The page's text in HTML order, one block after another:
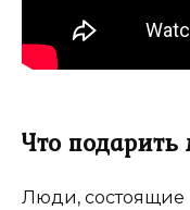
Что
Люди, состоящие